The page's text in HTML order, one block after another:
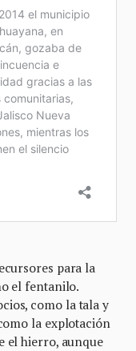
para la
el fentanilo.
como la tala y
la explotación
el hierro, aunque